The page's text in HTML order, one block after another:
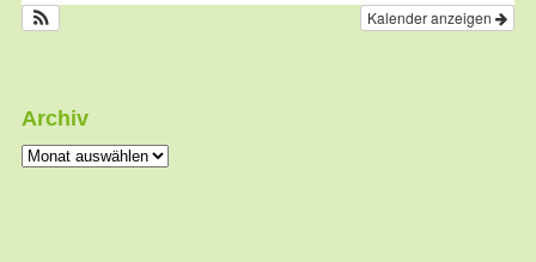
Kalender anzeigen
Archiv
Archiv